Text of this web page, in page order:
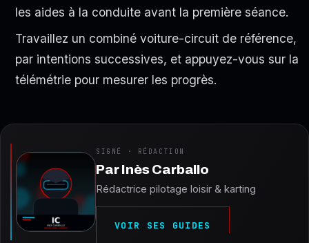
les aides à la conduite avant la première séance.
Travaillez un combiné voiture-circuit de référence,
par intentions successives, et appuyez-vous sur la
télémétrie pour mesurer les progrès.
SIGNÉ · RÉDACTION
ParInès Carballo
Rédactrice pilotage loisir & karting
VOIR SES GUIDES